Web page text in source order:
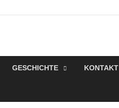
GESCHICHTE KONTAKT